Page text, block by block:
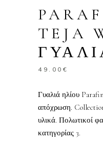
TEJA
49.00 €
Γυαλιά ηλίου
απόχρωση.
υλικά. Πολωτικοί
κατηγορίας 3.